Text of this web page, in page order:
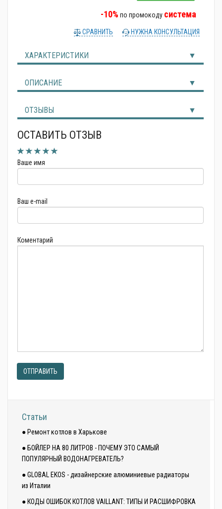
-10% по промокоду система
СРАВНИТЬ НУЖНА КОНСУЛЬТАЦИЯ
ХАРАКТЕРИСТИКИ
ОПИСАНИЕ
ОТЗЫВЫ
ОСТАВИТЬ ОТЗЫВ
Ваше имя
Ваш e-mail
Коментарий
ОТПРАВИТЬ
Статьи
● Ремонт котлов в Харькове
● БОЙЛЕР НА 80 ЛИТРОВ - ПОЧЕМУ ЭТО САМЫЙ
ПОПУЛЯРНЫЙ ВОДОНАГРЕВАТЕЛЬ?
● GLOBAL EKOS - дизайнерские алюминиевые радиаторы
из Италии
● КОДЫ ОШИБОК КОТЛОВ VAILLANT: ТИПЫ И РАСШИФРОВКА